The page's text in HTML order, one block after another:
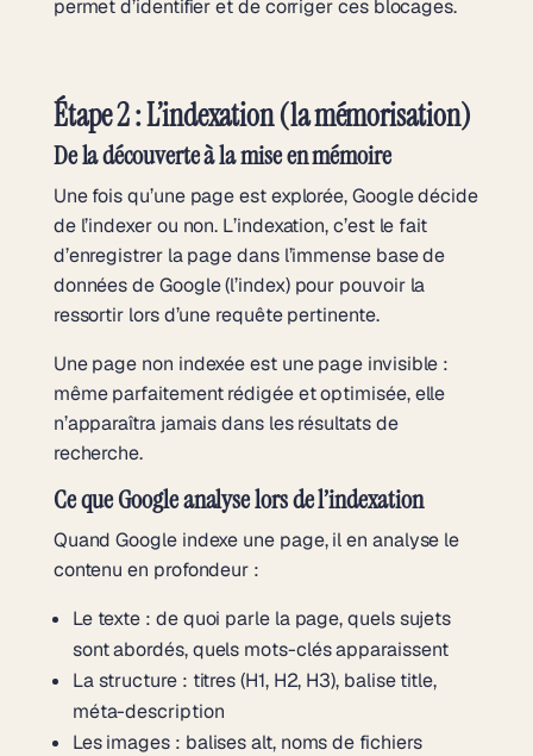
permet d’identifier et de corriger ces blocages.
Étape 2 : L’indexation (la mémorisation)
De la découverte à la mise en mémoire
Une fois qu’une page est explorée, Google décide
de l’indexer ou non. L’indexation, c’est le fait
d’enregistrer la page dans l’immense base de
données de Google (l’index) pour pouvoir la
ressortir lors d’une requête pertinente.
Une page non indexée est une page invisible :
même parfaitement rédigée et optimisée, elle
n’apparaîtra jamais dans les résultats de
recherche.
Ce que Google analyse lors de l’indexation
Quand Google indexe une page, il en analyse le
contenu en profondeur :
Le texte : de quoi parle la page, quels sujets
sont abordés, quels mots-clés apparaissent
La structure : titres (H1, H2, H3), balise title,
méta-description
Les images : balises alt, noms de fichiers